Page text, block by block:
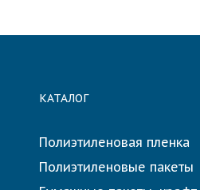
КАТАЛОГ
Полиэтиленовая пленка
Полиэтиленовые пакеты